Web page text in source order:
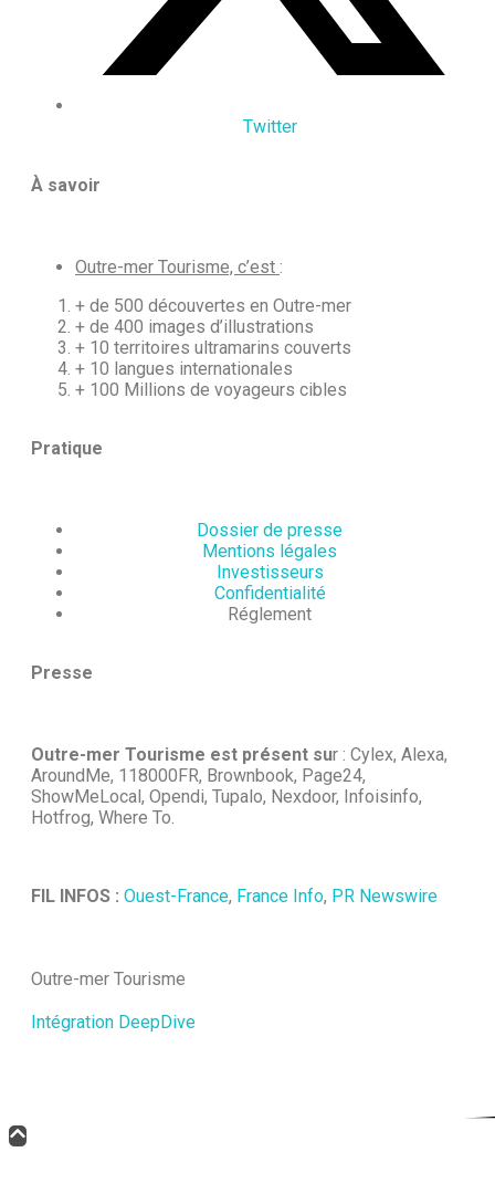
Twitter
À savoir
Outre-mer Tourisme, c’est :
+ de 500 découvertes en Outre-mer
+ de 400 images d’illustrations
+ 10 territoires ultramarins couverts
+ 10 langues internationales
+ 100 Millions de voyageurs cibles
Pratique
Dossier de presse
Mentions légales
Investisseurs
Confidentialité
Réglement
Presse
Outre-mer Tourisme est présent sur : Cylex, Alexa,
AroundMe, 118000FR, Brownbook, Page24,
ShowMeLocal, Opendi, Tupalo, Nexdoor, Infoisinfo,
Hotfrog, Where To.
FIL INFOS : Ouest-France, France Info, PR Newswire
Outre-mer Tourisme
Intégration DeepDive